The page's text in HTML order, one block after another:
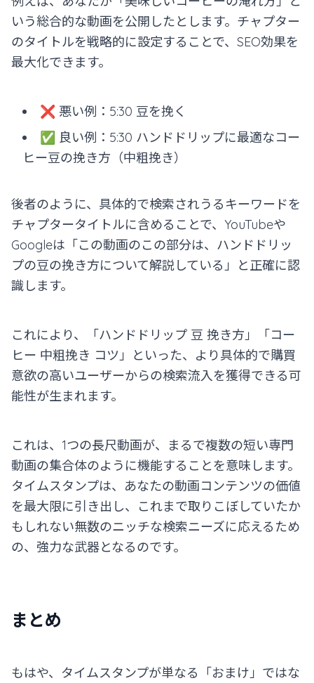
いう総合的な動画を公開したとします。チャプター
のタイトルを戦略的に設定することで、SEO効果を
最大化できます。
❌ 悪い例：5:30 豆を挽く
✅ 良い例：5:30 ハンドドリップに最適なコー
ヒー豆の挽き方（中粗挽き）
後者のように、具体的で検索されうるキーワードを
チャプタータイトルに含めることで、YouTubeや
Googleは「この動画のこの部分は、ハンドドリッ
プの豆の挽き方について解説している」と正確に認
識します。
これにより、「ハンドドリップ 豆 挽き方」「コー
ヒー 中粗挽き コツ」といった、より具体的で購買
意欲の高いユーザーからの検索流入を獲得できる可
能性が生まれます。
これは、1つの長尺動画が、まるで複数の短い専門
動画の集合体のように機能することを意味します。
タイムスタンプは、あなたの動画コンテンツの価値
を最大限に引き出し、これまで取りこぼしていたか
もしれない無数のニッチな検索ニーズに応えるため
の、強力な武器となるのです。
まとめ
もはや、タイムスタンプが単なる「おまけ」ではな